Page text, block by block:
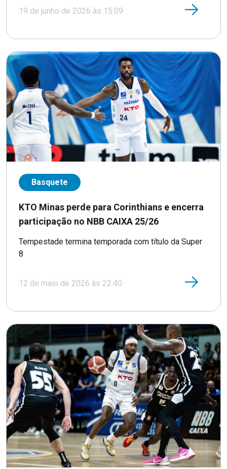
19 de junho de 2026 às 15:09
Basquete
KTO Minas perde para Corinthians e encerra
participação no NBB CAIXA 25/26
Tempestade termina temporada com título da Super
8
12 de maio de 2026 às 22:40